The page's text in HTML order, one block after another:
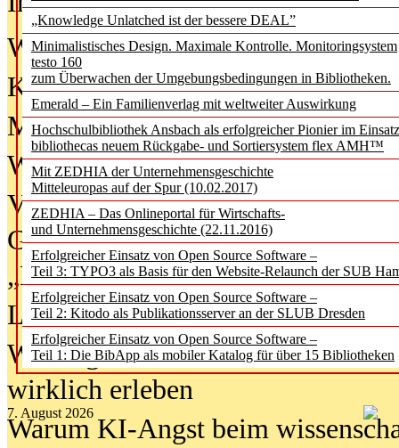
„Knowledge Unlatched ist der bessere DEAL”
Minimalistisches Design. Maximale Kontrolle. Monitoringsystem
testo 160
zum Überwachen der Umgebungsbedingungen in Bibliotheken.
Emerald – Ein Familienverlag mit weltweiter Auswirkung
Hochschulbibliothek Ansbach als erfolgreicher Pionier im
bibliothecas neuem Rückgabe- und Sortiersystem flex AMH™
Mit ZEDHIA der Unternehmensgeschichte
Mitteleuropas auf der Spur (10.02.2017)
ZEDHIA – Das Onlineportal für Wirtschafts-
und Unternehmensgeschichte (22.11.2016)
Erfolgreicher Einsatz von Open Source Software –
Teil 3: TYPO3 als Basis für den Website-Relaunch der SUB
Erfolgreicher Einsatz von Open Source Software –
Teil 2: Kitodo als Publikationsserver an der SLUB Dresden
Erfolgreicher Einsatz von Open Source Software –
Teil 1: Die BibApp als mobiler Katalog für über 15 Bibliotheken
7. August 2026
Was Hochschul­bibliotheken von
Kinder in der digitalen Welt
Metadaten als Infrastruktur
Wenn Bots katalogisieren
Von Abschlusskleidern bis
Geisterjagd-Ausrüstung in der
„Library of Things“ unterwegs
Lesen als Infrastrukturaufgabe
Wie Jugendliche Social Media
wirklich erleben
Warum KI-Angst beim